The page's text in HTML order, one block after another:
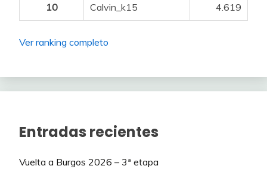
10 Calvin_k15 4.619
Ver ranking completo
Entradas recientes
Vuelta a Burgos 2026 – 3ª etapa